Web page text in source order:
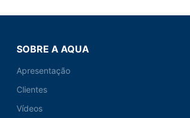
SOBRE A AQUA
Apresentação
Clientes
Vídeos